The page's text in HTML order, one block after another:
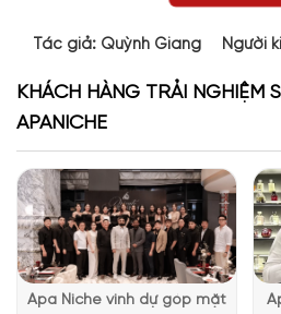
Tiger’s Nest, hương
bởi rượu absinthe, mơ màng như
Tác giả: Quỳnh Giang Người
KHÁCH HÀNG TRẢI NGHIỆM
APANICHE
Apa Niche vinh dự góp mặt